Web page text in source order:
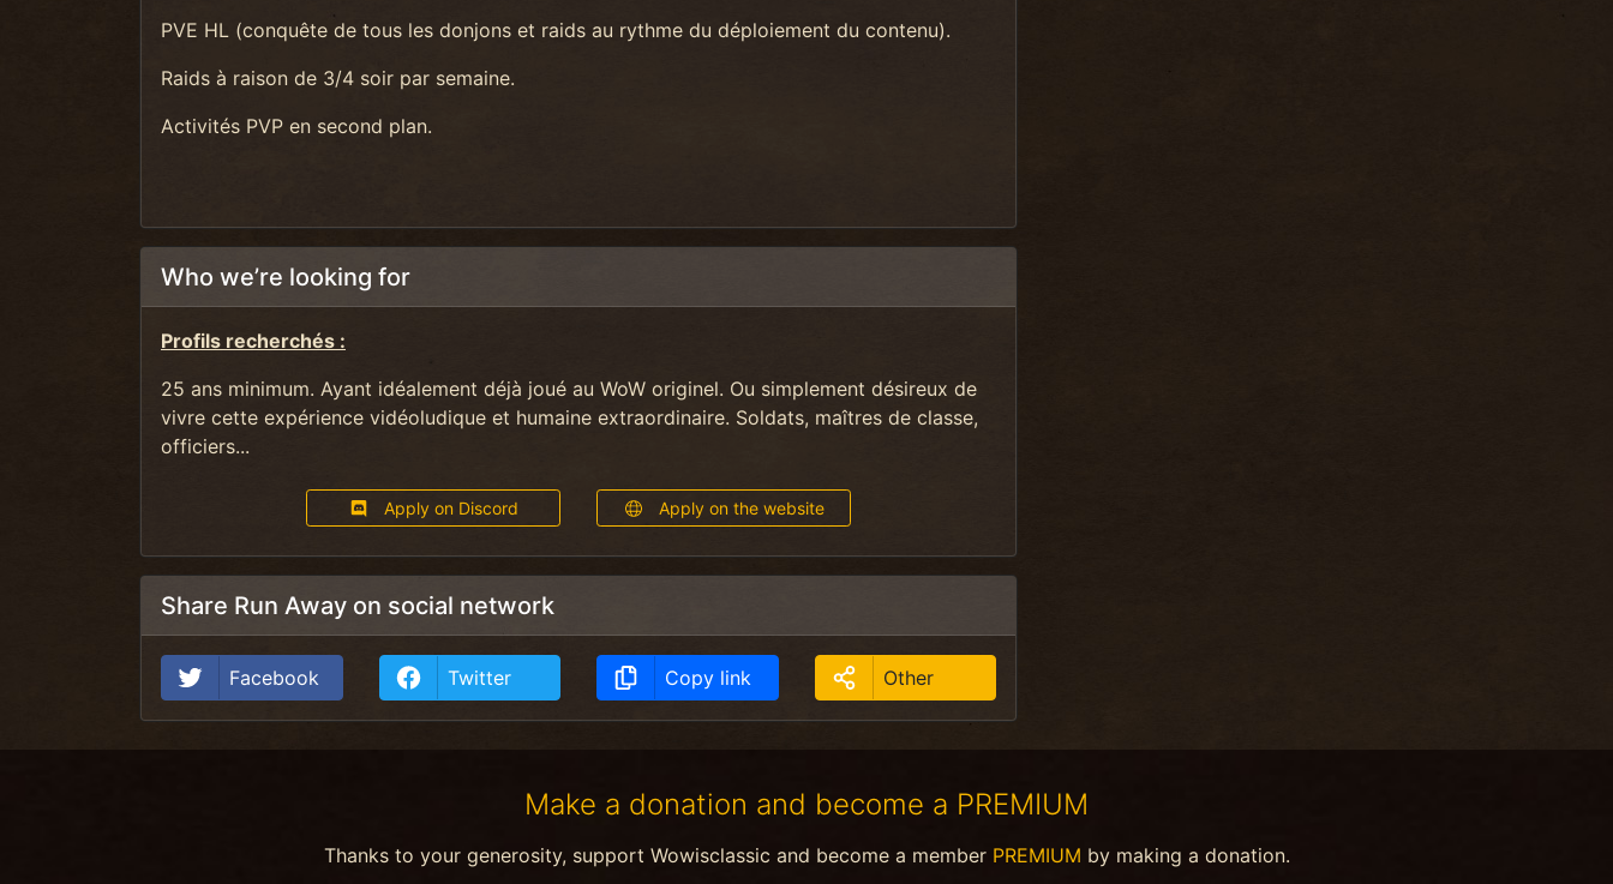
PVE HL (conquête de tous les donjons et raids au rythme du déploiement du contenu).
Raids à raison de 3/4 soir par semaine.
Activités PVP en second plan.
Who we’re looking for
Profils recherchés :
25 ans minimum. Ayant idéalement déjà joué au WoW originel. Ou simplement désireux de
vivre cette expérience vidéoludique et humaine extraordinaire. Soldats, maîtres de classe,
officiers...
Apply on Discord Apply on the website
Share Run Away on social network
Facebook Twitter Copy link Other
Make a donation and become a PREMIUM
Thanks to your generosity, support Wowisclassic and become a member PREMIUM by making a donation.